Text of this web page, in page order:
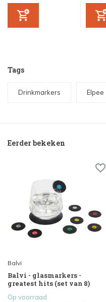
Tags
Drinkmarkers Elpee
Eerder bekeken
Balvi
Balvi - glasmarkers -
greatest hits (set van 8)
Op voorraad